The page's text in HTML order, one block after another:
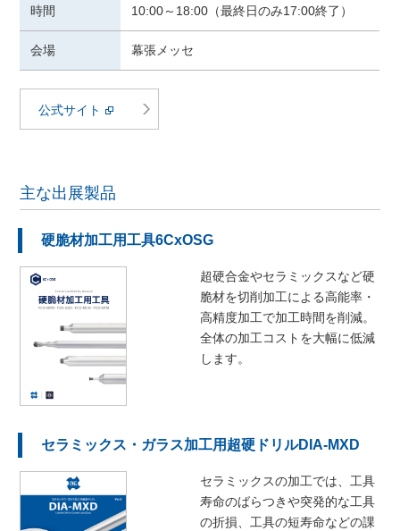
時間 10:00～18:00（最終日のみ17:00終了）
会場 幕張メッセ
公式サイト
主な出展製品
硬脆材加工用工具6CxOSG
超硬合金やセラミックスなど硬
脆材を切削加工による高能率・
高精度加工で加工時間を削減。
全体の加工コストを大幅に低減
します。
セラミックス・ガラス加工用超硬ドリルDIA-MXD
セラミックスの加工では、工具
寿命のばらつきや突発的な工具
の折損、工具の短寿命などの課